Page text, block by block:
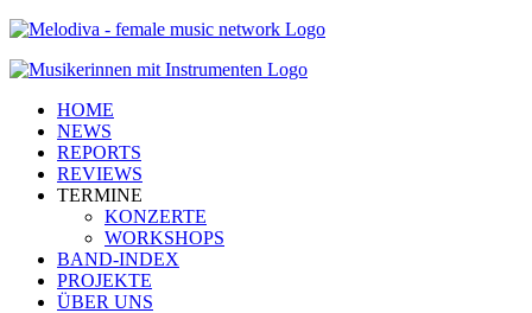
HOME
NEWS
REPORTS
REVIEWS
TERMINE
KONZERTE
WORKSHOPS
BAND-INDEX
PROJEKTE
ÜBER UNS